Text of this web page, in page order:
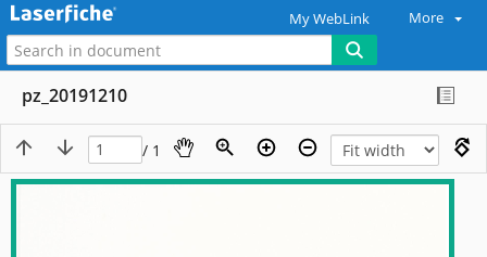
My WebLink More
pz_20191210
/ 1